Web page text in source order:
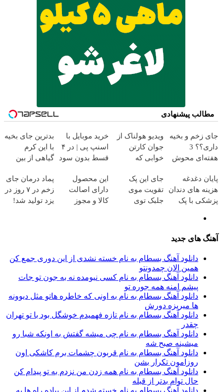
مطالب پیشنهادی
زخم و بخیه
داری؟؟ 3
محوش
ویدیو هولناک از
جوان کارتن
خوابی که
آموزش رایگان
خرید موبایل با
اسنپ پی | در ۴
قسط بدون سود
بدترین جای بخیه
با این کرم
گیاهی از بین
رایگان)
دغدغه
های دندان
با پک
جای این پک
تقویت موی
جلبک توی
این محصول
دارای اصالت
کالا و مجوز
پماد درمان جای
زخم در ۷ روز در
یزد تولید شد!
های جدید
دانلود آهنگ بسطام به نام خسته نشدی از این دوری جمع کن
همین الان چمدونتو
دانلود آهنگ بسطام به نام کسی نیومده نه به جون تو جات
پیشم امنه همه جوره تو
دانلود آهنگ بسطام به نام به اونی که خاطره هاتو مثل دیوونه
ها میریزه دورش
دانلود آهنگ بسطام به نام تازه فهمیدم خوشگل بود با تو تهران
چقدر
دانلود آهنگ بسطام به نام چی میشه گفتش به اونکه شبا رو
میشینه صبح شه
دانلود آهنگ بسطام به نام قربون چشمات برم کاشکی اون
روزامون تکرار بشن
دانلود آهنگ بسطام به نام همه زدن من نزدم به تو پیدام کن
حال توام بدتر از قبله
دانلود آهنگ بسطام به نام خسته شدم از این پیاده راه ها به